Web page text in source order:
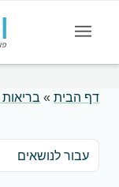
דף הבית»
עבור לנושאים